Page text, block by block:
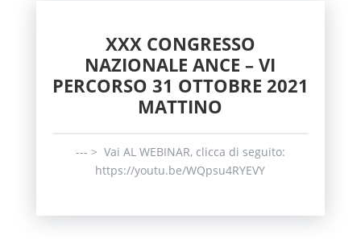
XXX CONGRESSO
NAZIONALE ANCE – VI
PERCORSO 31 OTTOBRE 2021
MATTINO
--- > Vai AL WEBINAR, clicca di seguito:
https://youtu.be/WQpsu4RYEVY